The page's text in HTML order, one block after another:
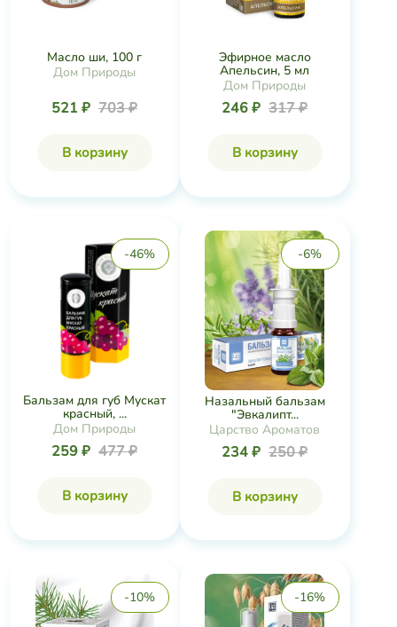
Масло ши, 100 г
Дом Природы
521 ₽ 703 ₽
В корзину
Эфирное масло
Апельсин, 5 мл
Дом Природы
246 ₽ 317 ₽
В корзину
-46%
Бальзам для губ Мускат
красный, ...
Дом Природы
259 ₽ 477 ₽
В корзину
-6%
Назальный бальзам
"Эвкалипт...
Царство Ароматов
234 ₽ 250 ₽
В корзину
-10% -16%